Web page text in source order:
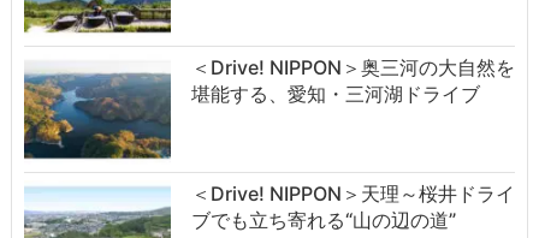
＜Drive! NIPPON＞奥三河の大自然を
堪能する、愛知・三河湖ドライブ
＜Drive! NIPPON＞天理～桜井ドライ
ブでも立ち寄れる“山の辺の道”